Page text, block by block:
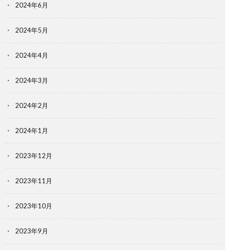
2024年6月
2024年5月
2024年4月
2024年3月
2024年2月
2024年1月
2023年12月
2023年11月
2023年10月
2023年9月